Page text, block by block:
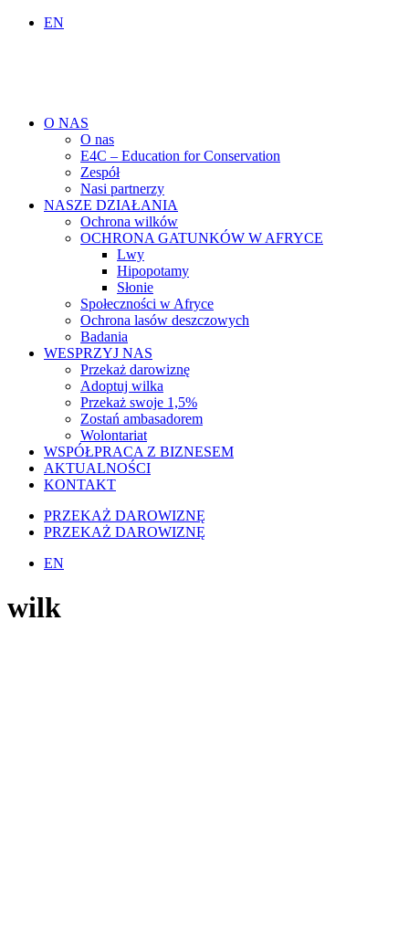
EN
O NAS
O nas
E4C – Education for Conservation
Zespół
Nasi partnerzy
NASZE DZIAŁANIA
Ochrona wilków
OCHRONA GATUNKÓW W AFRYCE
Lwy
Hipopotamy
Słonie
Społeczności w Afryce
Ochrona lasów deszczowych
Badania
WESPRZYJ NAS
Przekaż darowiznę
Adoptuj wilka
Przekaż swoje 1,5%
Zostań ambasadorem
Wolontariat
WSPÓŁPRACA Z BIZNESEM
AKTUALNOŚCI
KONTAKT
PRZEKAŻ DAROWIZNĘ
PRZEKAŻ DAROWIZNĘ
EN
wilk